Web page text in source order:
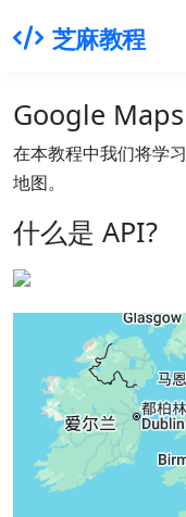
芝麻教程
Google
在本教程中我们将学
地图。
什么是 API?